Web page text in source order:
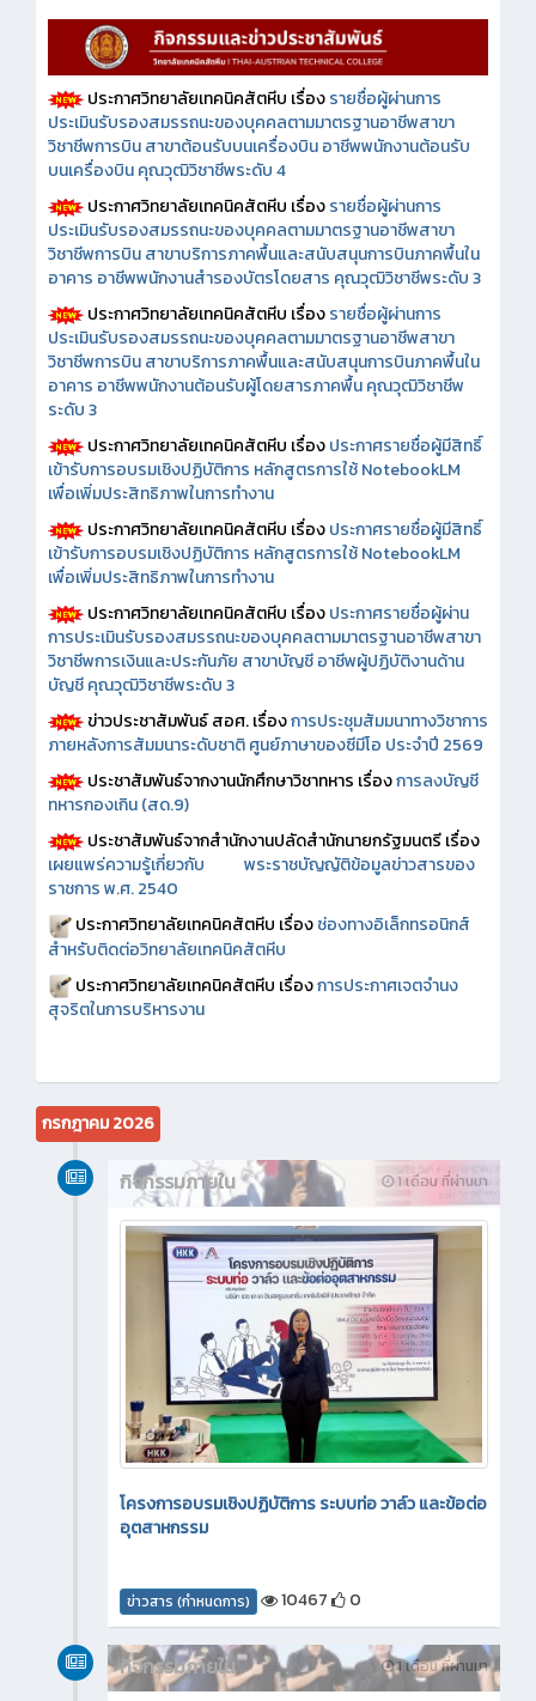
ประกาศวิทยาลัยเทคนิคสัตหีบ เรื่องรายชื่อผู้ผ่านการ
ประเมินรับรองสมรรถนะของบุคคลตามมาตรฐานอาชีพสาขา
วิชาชีพการบิน สาขาต้อนรับบนเครื่องบิน อาชีพพนักงานต้อนรับ
บนเครื่องบิน คุณวุฒิวิชาชีพระดับ 4
ประกาศวิทยาลัยเทคนิคสัตหีบ เรื่องรายชื่อผู้ผ่านการ
ประเมินรับรองสมรรถนะของบุคคลตามมาตรฐานอาชีพสาขา
วิชาชีพการบิน สาขาบริการภาคพื้นและสนับสนุนการบินภาคพื้นใน
อาคาร อาชีพพนักงานสำรองบัตรโดยสาร คุณวุฒิวิชาชีพระดับ 3
ประกาศวิทยาลัยเทคนิคสัตหีบ เรื่องรายชื่อผู้ผ่านการ
ประเมินรับรองสมรรถนะของบุคคลตามมาตรฐานอาชีพสาขา
วิชาชีพการบิน สาขาบริการภาคพื้นและสนับสนุนการบินภาคพื้นใน
อาคาร อาชีพพนักงานต้อนรับผู้โดยสารภาคพื้น คุณวุฒิวิชาชีพ
ระดับ 3
ประกาศวิทยาลัยเทคนิคสัตหีบ เรื่องประกาศรายชื่อผู้มีสิทธิ์
เข้ารับการอบรมเชิงปฏิบัติการ หลักสูตรการใช้ NotebookLM
เพื่อเพิ่มประสิทธิภาพในการทำงาน
ประกาศวิทยาลัยเทคนิคสัตหีบ เรื่องประกาศรายชื่อผู้มีสิทธิ์
เข้ารับการอบรมเชิงปฏิบัติการ หลักสูตรการใช้ NotebookLM
เพื่อเพิ่มประสิทธิภาพในการทำงาน
ประกาศวิทยาลัยเทคนิคสัตหีบ เรื่องประกาศรายชื่อผู้ผ่าน
การประเมินรับรองสมรรถนะของบุคคลตามมาตรฐานอาชีพสาขา
วิชาชีพการเงินและประกันภัย สาขาบัญชี อาชีพผู้ปฏิบัติงานด้าน
บัญชี คุณวุฒิวิชาชีพระดับ 3
ข่าวประชาสัมพันธ์ สอศ.เรื่องการประชุมสัมมนาทางวิชาการ
ภายหลังการสัมมนาระดับชาติ ศูนย์ภาษาของซีมีโอ ประจำปี 2569
ประชาสัมพันธ์จากงานนักศึกษาวิชาทหาร เรื่องการลงบัญชี
ทหารกองเกิน (สด.9)
ประชาสัมพันธ์จากสำนักงานปลัดสำนักนายกรัฐมนตรี เรื่อง
เผยแพร่ความรู้เกี่ยวกับ พระราชบัญญัติข้อมูลข่าวสารของ
ราชการ พ.ศ. 2540
ประกาศวิทยาลัยเทคนิคสัตหีบ เรื่องช่องทางอิเล็กทรอนิกส์
สำหรับติดต่อวิทยาลัยเทคนิคสัตหีบ
ประกาศวิทยาลัยเทคนิคสัตหีบ เรื่องการประกาศเจตจำนง
สุจริตในการบริหารงาน
กรกฎาคม 2026
1 เดือน ที่ผ่านมา
กิจกรรมภายใน
โครงการอบรมเชิงปฏิบัติการ ระบบท่อ วาล์ว และข้อต่อ
อุตสาหกรรม
ข่าวสาร (กำหนดการ) 10467 0
1 เดือน ที่ผ่านมา
กิจกรรมภายใน